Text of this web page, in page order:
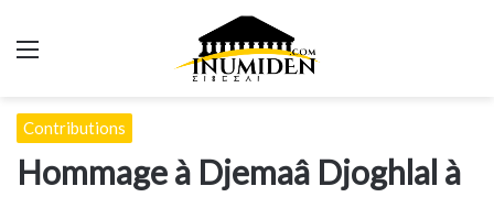
Menu
Contributions
Hommage à Djemaâ Djoghlal à